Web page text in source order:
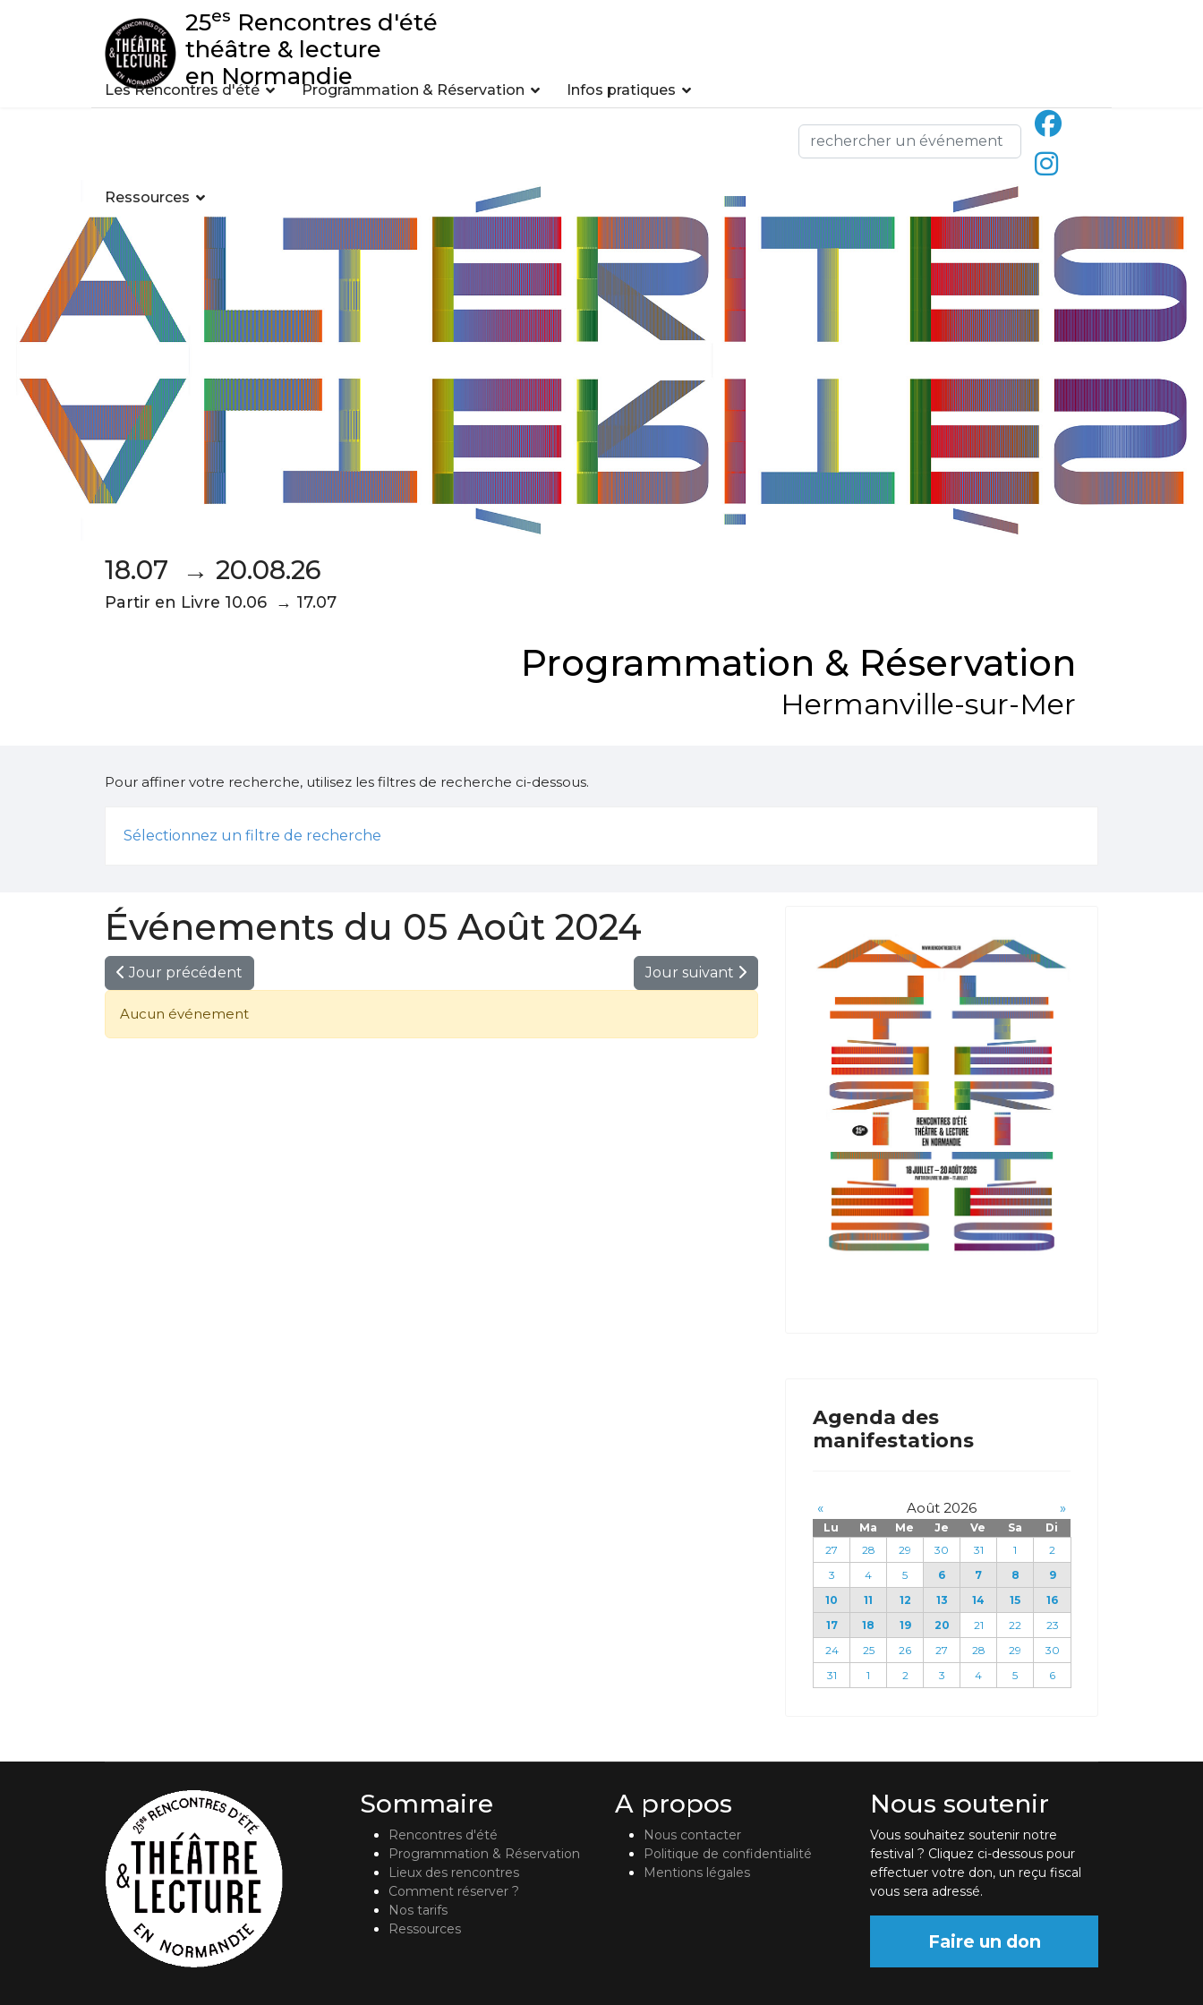
25es Rencontres d'été
théâtre & lecture
en Normandie
Les Rencontres d'été Programmation & Réservation Infos pratiques
Ressources
18.07 → 20.08.26
Partir en Livre 10.06 → 17.07
Programmation & Réservation
Hermanville-sur-Mer
Pour affiner votre recherche, utilisez les filtres de recherche ci-dessous.
Sélectionnez un filtre de recherche
Événements du 05 Août 2024
Jour précédent Jour suivant
Aucun événement
Agenda des
manifestations
« Août 2026 »
Lu Ma Me Je Ve Sa
Di
27
28 29 30 31 1
2
3
4 5 6 7 8
9
10
11 12 13 14 15
16
17
18 19 20 21 22
23
24
25 26 27 28 29
30
31
1 2 3 4 5 6
Sommaire
Rencontres d'été
Programmation & Réservation
Lieux des rencontres
Comment réserver ?
Nos tarifs
Ressources
A propos
Nous contacter
Politique de confidentialité
Mentions légales
Nous soutenir
Vous souhaitez soutenir notre
festival ? Cliquez ci-dessous pour
effectuer votre don, un reçu fiscal
vous sera adressé.
Faire un don